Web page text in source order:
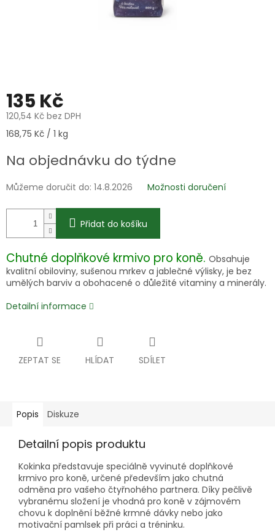
135 Kč
120,54 Kč bez DPH
Měrná
168,75 Kč / 1 kg
Na objednávku do týdne
Můžeme doručit do: 14.8.2026 Možnosti doručení
Přidat do košíku
Chutné doplňkové krmivo pro koně. Obsahuje
kvalitní obiloviny, sušenou mrkev a jablečné výlisky, je bez
umělých barviv a obohacené o důležité vitaminy a minerály.
Detailní informace
ZEPTAT SE HLÍDAT SDÍLET
Popis Diskuze
Detailní popis produktu
Kokinka představuje speciálně vyvinuté doplňkové
krmivo pro koně, určené především jako chutná
odměna pro vašeho čtyřnohého partnera. Díky pečlivě
vybranému složení je vhodná pro koně v zájmovém
chovu k doplnění běžné krmné dávky nebo jako
motivační pamlsek při práci a tréninku.